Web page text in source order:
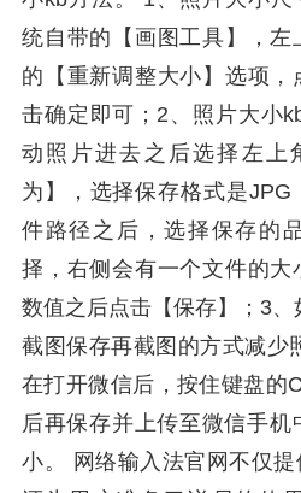
统自带的【画图工具】，左
的【重新调整大小】选项，
击确定即可；2、照片大小
动照片进去之后选择左上
为】，选择保存格式是JPG
件路径之后，选择保存的
择，右侧会有一个文件的大
数值之后点击【保存】；3、
截图保存再截图的方式减少
在打开微信后，按住键盘的
后再保存并上传至微信手
小。 网络输入法官网不仅提